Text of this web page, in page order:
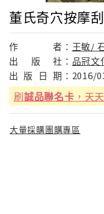
董氏奇穴按摩
作 者： 王敏/
出
版 社： 品冠文
出 版 日 期： 2016/
刷誠品聯名卡 ，天
大量採購團購專區